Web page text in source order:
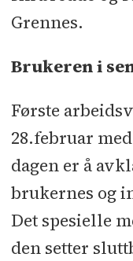
Grennes.
Brukeren i
Første
28.februar
dagen er å
brukernes og
Det spesielle
den setter